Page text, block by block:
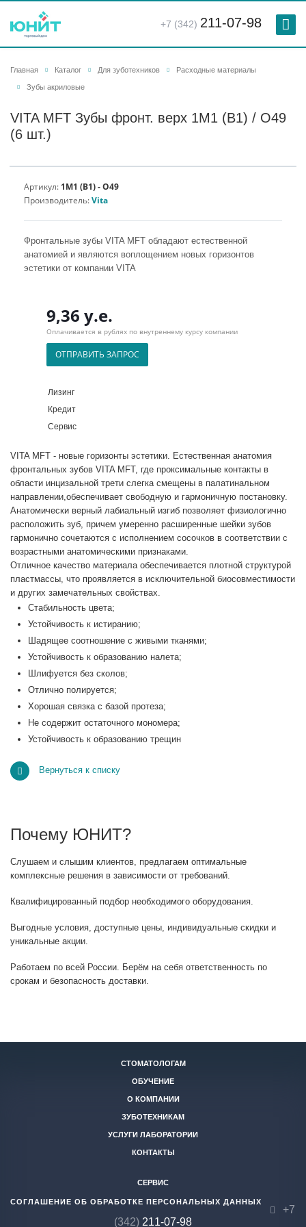
+7 (342) 211-07-98
Главная Каталог Для зуботехников Расходные материалы
Зубы акриловые
VITA MFT Зубы фронт. верх 1M1 (B1) / O49
(6 шт.)
Артикул: 1M1 (B1) - O49
Производитель:Vita
Фронтальные зубы VITA MFT обладают естественной
анатомией и являются воплощением новых горизонтов
эстетики от компании VITA
9,36 у.е.
Оплачивается в рублях по внутреннему курсу компании
ОТПРАВИТЬ ЗАПРОС
Лизинг
Кредит
Сервис
VITA MFT - новые горизонты эстетики. Естественная анатомия
фронтальных зубов VITA MFT, где проксимальные контакты в
области инцизальной трети слегка смещены в палатинальном
направлении,обеспечивает свободную и гармоничную постановку.
Анатомически верный лабиальный изгиб позволяет физиологично
расположить зуб, причем умеренно расширенные шейки зубов
гармонично сочетаются с исполнением сосочков в соответствии с
возрастными анатомическими признаками.
Отличное качество материала обеспечивается плотной структурой
пластмассы, что проявляется в исключительной биосовместимости
и других замечательных свойствах.
Стабильность цвета;
Устойчивость к истиранию;
Шадящее соотношение с живыми тканями;
Устойчивость к образованию налета;
Шлифуется без сколов;
Отлично полируется;
Хорошая связка с базой протеза;
Не содержит остаточного мономера;
Устойчивость к образованию трещин
Вернуться к списку
Почему ЮНИТ?
Слушаем и слышим клиентов, предлагаем оптимальные
комплексные решения в зависимости от требований.
Квалифицированный подбор необходимого оборудования.
Выгодные условия, доступные цены, индивидуальные скидки и
уникальные акции.
Работаем по всей России. Берём на себя ответственность по
срокам и безопасность доставки.
СТОМАТОЛОГАМ
ОБУЧЕНИЕ
О КОМПАНИИ
ЗУБОТЕХНИКАМ
УСЛУГИ ЛАБОРАТОРИИ
КОНТАКТЫ
СЕРВИС
СОГЛАШЕНИЕ ОБ ОБРАБОТКЕ ПЕРСОНАЛЬНЫХ ДАННЫХ
+7
(342) 211-07-98